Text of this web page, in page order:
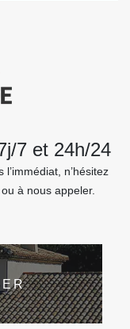
7 et 24h/24
n’hésitez
à nous appeler.